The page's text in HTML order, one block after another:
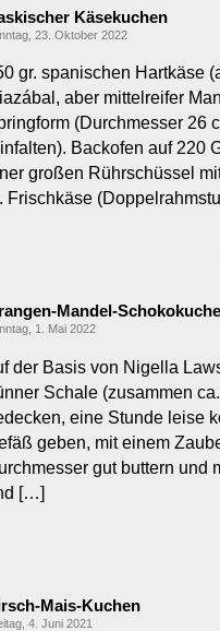
Käsekuchen
23. Oktober 2022
gr. spanischen Hartkäse
aber mittelreifer
(Durchmesser 26
Backofen auf 220
großen Rührschüssel
Frischkäse
Mandel-
1. Mai 2022
der Basis von Nigella
Schale (zusammen
eine Stunde leise
geben, mit einem
gut buttern und
[…]
Mais-Kuchen
4. Juni 2021